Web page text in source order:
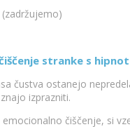
stranke s
čustva ostanejo
izprazniti.
čiščenje, si